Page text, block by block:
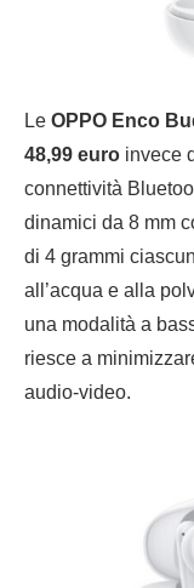
Le OPPO Enco
48,99 euro invece
connettività
dinamici da 8 mm
di 4 grammi
all’acqua e alla
una modalità a
riesce a
audio-video.